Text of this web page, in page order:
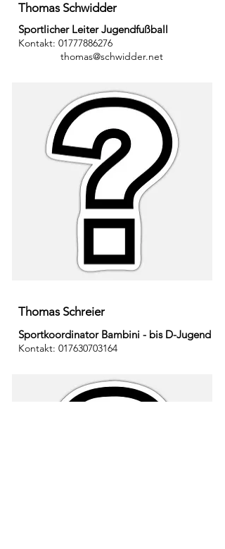
Thomas Schwidder
Sportlicher Leiter Jugendfußball
Kontakt: 01777886276
thomas@schwidder.net
Thomas Schreier
Sportkoordinator Bambini - bis D-Jugend
Kontakt: 017630703164